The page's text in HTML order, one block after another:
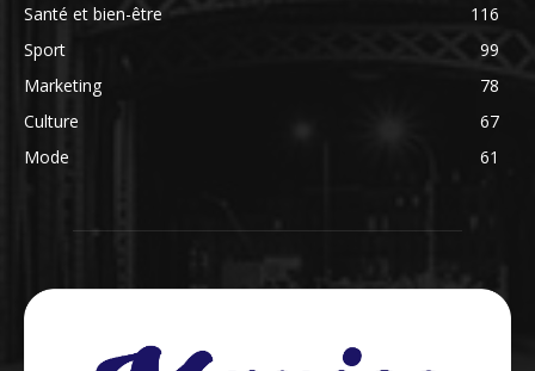
Santé et bien-être
116
Sport
99
Marketing
78
Culture
67
Mode
61